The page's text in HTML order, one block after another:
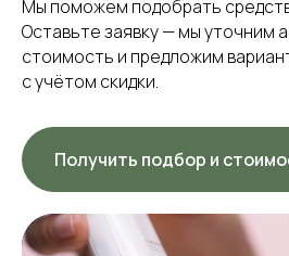
Мы поможем подобрать
Оставьте заявку — мы уточним
стоимость и предложим
с учётом скидки.
Получить подбор и